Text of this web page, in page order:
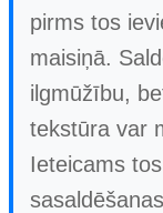
pirms tos
maisiņā.
ilgmūžību,
tekstūra var
Ieteicams